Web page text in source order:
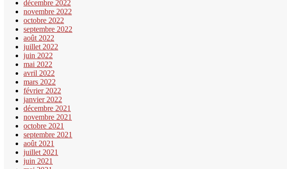
décembre 2022
novembre 2022
octobre 2022
septembre 2022
août 2022
juillet 2022
juin 2022
mai 2022
avril 2022
mars 2022
février 2022
janvier 2022
décembre 2021
novembre 2021
octobre 2021
septembre 2021
août 2021
juillet 2021
juin 2021